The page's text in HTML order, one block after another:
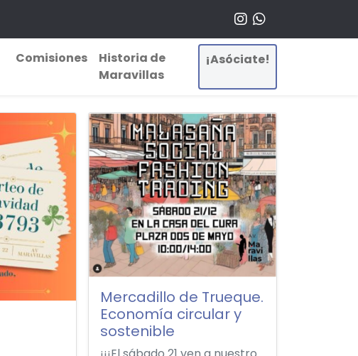
Comisiones
Historia de
Maravillas
¡Asóciate!
Mercadillo de Trueque.
Economía circular y
sostenible